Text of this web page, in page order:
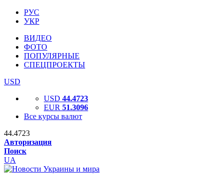
РУС
УКР
ВИДЕО
ФОТО
ПОПУЛЯРНЫЕ
СПЕЦПРОЕКТЫ
USD
USD 44.4723
EUR 51.3096
Все курсы валют
44.4723
Авторизация
Поиск
UA